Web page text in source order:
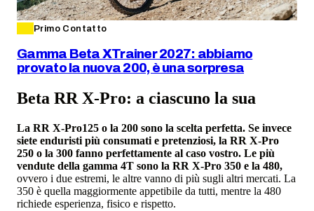
Primo Contatto
Gamma Beta XTrainer 2027: abbiamo
provato la nuova 200, è una sorpresa
Beta RR X-Pro: a ciascuno la sua
La RR X-Pro125 o la 200 sono la scelta perfetta. Se invece
siete enduristi più consumati e pretenziosi, la RR X-Pro
250 o la 300 fanno perfettamente al caso vostro. Le più
vendute della gamma 4T sono la RR X-Pro 350 e la 480,
ovvero i due estremi, le altre vanno di più sugli altri mercati. La
350 è quella maggiormente appetibile da tutti, mentre la 480
richiede esperienza, fisico e rispetto.